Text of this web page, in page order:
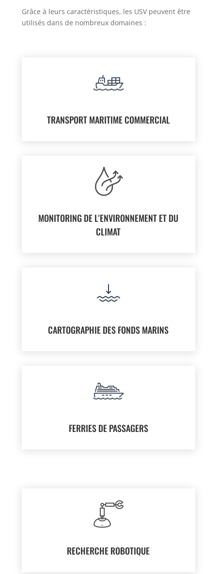
Grâce à leurs caractéristiques, les USV peuvent être
utilisés dans de nombreux domaines :
TRANSPORT MARITIME COMMERCIAL
MONITORING DE L'ENVIRONNEMENT ET DU
CLIMAT
CARTOGRAPHIE DES FONDS MARINS
FERRIES DE PASSAGERS
RECHERCHE ROBOTIQUE